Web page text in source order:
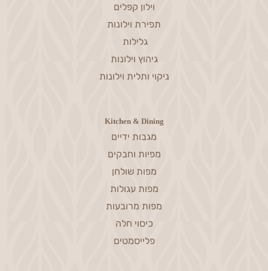
וילון קפלים
תפירת וילונות
גלילות
גיהוץ וילונות
ניקוי ותלית וילונות
Kitchen & Dining
מגבות ידיים
מפיות וחבקים
מפות שולחן
מפות עגולות
מפות מרובעות
כיסוי חלה
פלייסמטים